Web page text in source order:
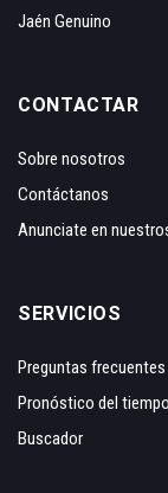
Jaén Genuino
CONTACTAR
Sobre nosotros
Contáctanos
Anunciate en
SERVICIOS
Preguntas frecuentes
Pronóstico del tiempo
Buscador